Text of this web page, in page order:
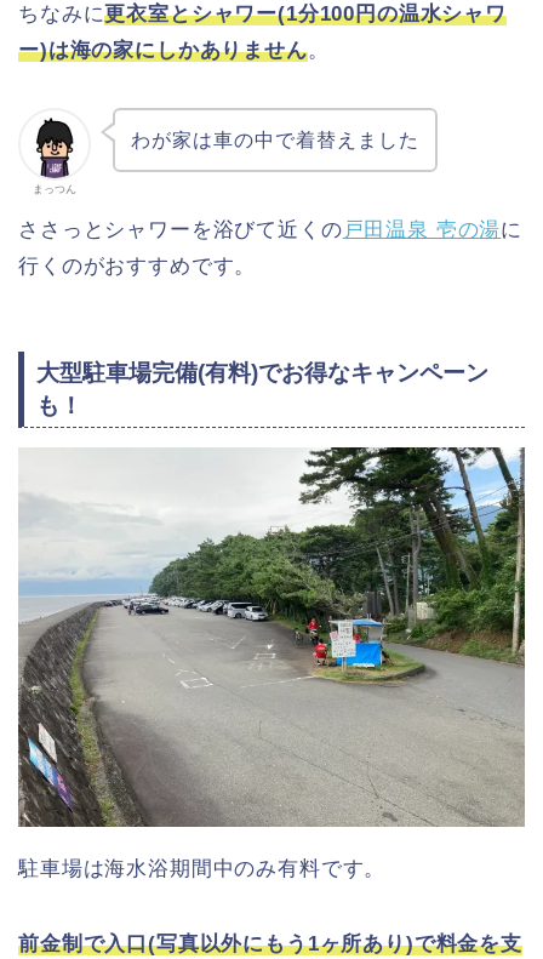
ちなみに更衣室とシャワー(1分100円の温水シャワ
ー)は海の家にしかありません。
まっつん
わが家は車の中で着替えました
ささっとシャワーを浴びて近くの 戸田温泉 壱の湯に
行くのがおすすめです。
大型駐車場完備(有料)でお得なキャンペーン
も！
駐車場は海水浴期間中のみ有料です。
前金制で入口(写真以外にもう1ヶ所あり)で料金を支